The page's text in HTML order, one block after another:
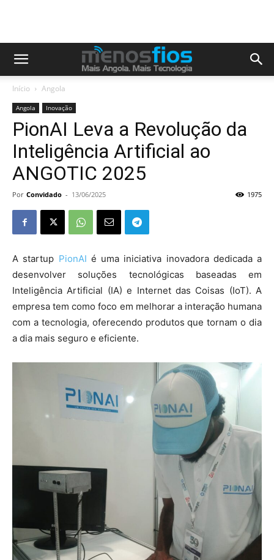
Início Angola
Angola Inovação
PionAI Leva a Revolução da
Inteligência Artificial ao
ANGOTIC 2025
Por Convidado - 13/06/2025 1975
A startup PionAI é uma iniciativa inovadora dedicada a
desenvolver soluções tecnológicas baseadas em
Inteligência Artificial (IA) e Internet das Coisas (IoT). A
empresa tem como foco em melhorar a interação humana
com a tecnologia, oferecendo produtos que tornam o dia
a dia mais seguro e eficiente.